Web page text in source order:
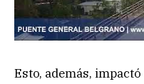
Esto, además,